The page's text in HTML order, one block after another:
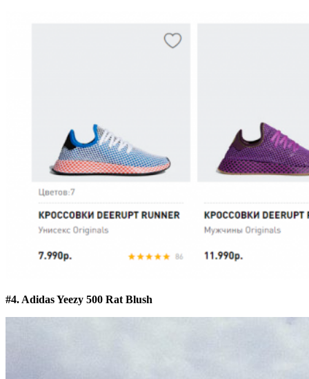
#4. Adidas Yeezy 500 Rat Blush